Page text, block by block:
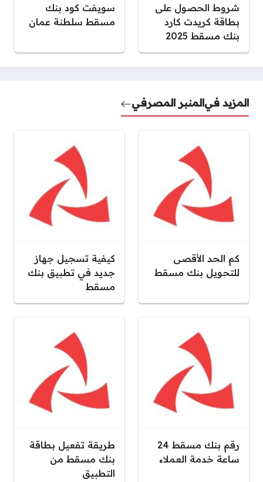
شروط الحصول على
بطاقة كريدت كارد
بنك مسقط 2025
سويفت كود بنك
مسقط سلطنة عمان
المزيد فيالمنبر المصرفي
كم الحد الأقصى
للتحويل بنك مسقط
كيفية تسجيل جهاز
جديد في تطبيق بنك
مسقط
رقم بنك مسقط 24
ساعة خدمة العملاء
طريقة تفعيل بطاقة
بنك مسقط من
التطبيق